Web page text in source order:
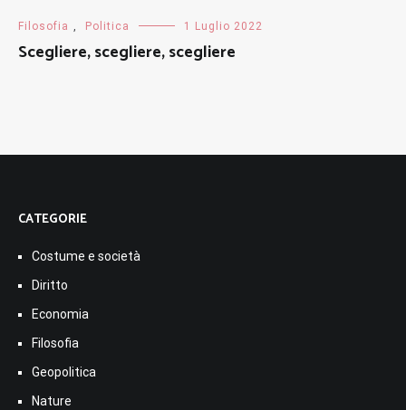
Filosofia , Politica 1 Luglio 2022
Scegliere, scegliere, scegliere
CATEGORIE
Costume e società
Diritto
Economia
Filosofia
Geopolitica
Nature